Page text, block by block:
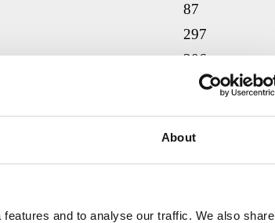
About
and to analyse our traffic. We also share
87
297
206
188
196
15